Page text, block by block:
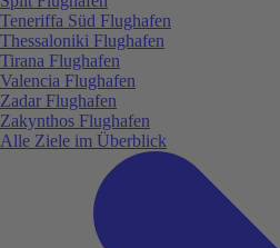
Teneriffa Süd Flughafen
Thessaloniki Flughafen
Tirana Flughafen
Valencia Flughafen
Zadar Flughafen
Zakynthos Flughafen
Alle Ziele im Überblick